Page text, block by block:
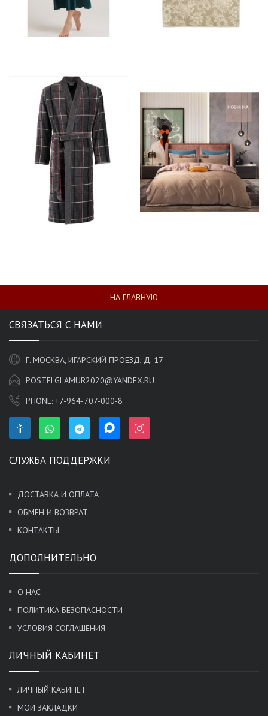
НА ГЛАВНУЮ
СВЯЗАТЬСЯ С НАМИ
Г. МОСКВА, ИГАРСКИЙ ПРОЕЗД, Д. 17
POSTELGLAMUR2020@YANDEX.RU
PHONE: +7-964-707-000-8
СЛУЖБА ПОДДЕРЖКИ
ДОСТАВКА И ОПЛАТА
ОБМЕН И ВОЗВРАТ
КОНТАКТЫ
ДОПОЛНИТЕЛЬНО
О НАС
ПОЛИТИКА БЕЗОПАСНОСТИ
УСЛОВИЯ СОГЛАШЕНИЯ
ЛИЧНЫЙ КАБИНЕТ
ЛИЧНЫЙ КАБИНЕТ
МОИ ЗАКЛАДКИ